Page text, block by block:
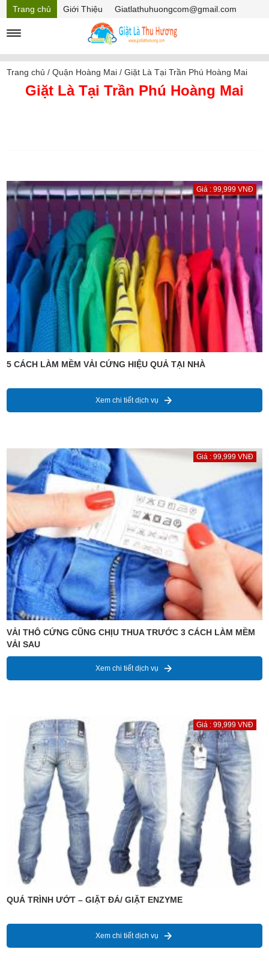
Trang chủ Giới Thiệu
Giatlathuhuongcom@gmail.com
Mã Giảm giá
Trang chủ /Quận Hoàng Mai /Giặt Là Tại Trần Phú Hoàng Mai
Giặt Là Tại Trần Phú Hoàng Mai
Giá : 99,999 VNĐ
5 CÁCH LÀM MỀM VẢI CỨNG HIỆU QUẢ TẠI NHÀ
Xem chi tiết dịch vụ
Giá : 99,999 VNĐ
VẢI THÔ CỨNG CŨNG CHỊU THUA TRƯỚC 3 CÁCH LÀM MỀM
VẢI SAU
Xem chi tiết dịch vụ
Giá : 99,999 VNĐ
QUÁ TRÌNH ƯỚT – GIẶT ĐÁ/ GIẶT ENZYME
Xem chi tiết dịch vụ